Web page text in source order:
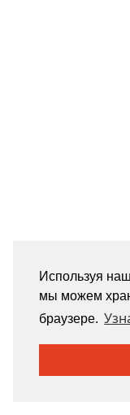
Используя
мы можем
браузере.